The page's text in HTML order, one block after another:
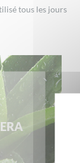
tous les jours